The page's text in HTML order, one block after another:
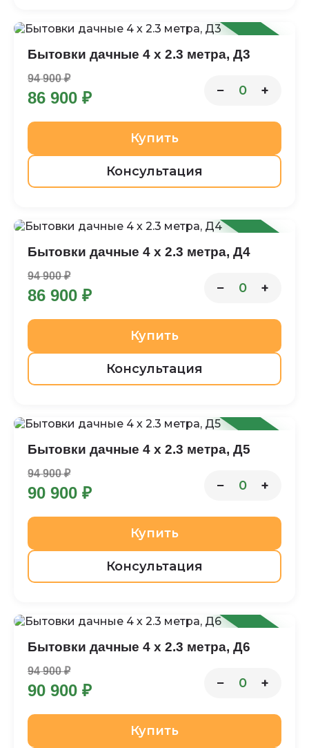
-8%
Бытовки дачные 4 х 2.3 метра, Д3
94 900 ₽
86 900 ₽ − 0 +
Купить
Консультация
-8%
Бытовки дачные 4 х 2.3 метра, Д4
94 900 ₽
86 900 ₽ − 0 +
Купить
Консультация
-4%
Бытовки дачные 4 х 2.3 метра, Д5
94 900 ₽
90 900 ₽ − 0 +
Купить
Консультация
-4%
Бытовки дачные 4 х 2.3 метра, Д6
94 900 ₽
90 900 ₽ − 0 +
Купить